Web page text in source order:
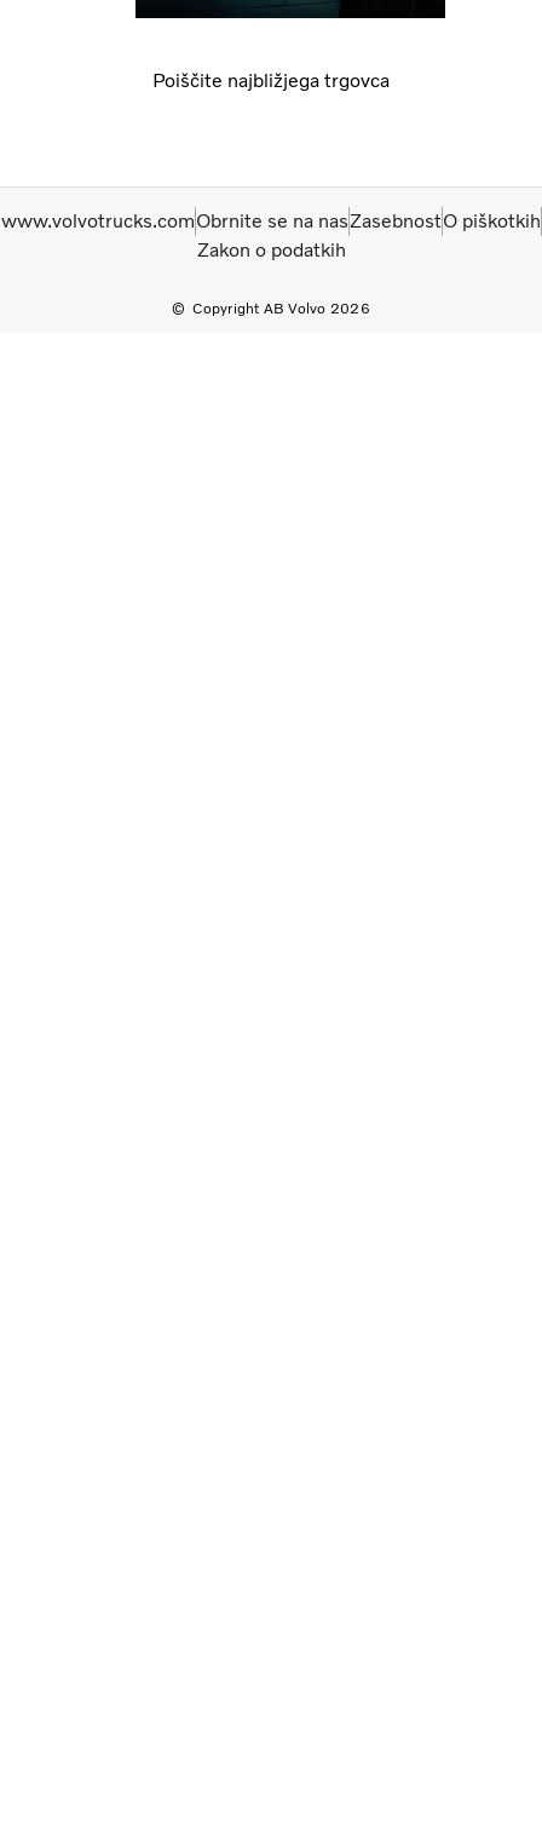
Poiščite najbližjega trgovca
Copyright AB Volvo 2026
www.volvotrucks.comObrnite se na nasZasebnostO piškotkih
Zakon o podatkih